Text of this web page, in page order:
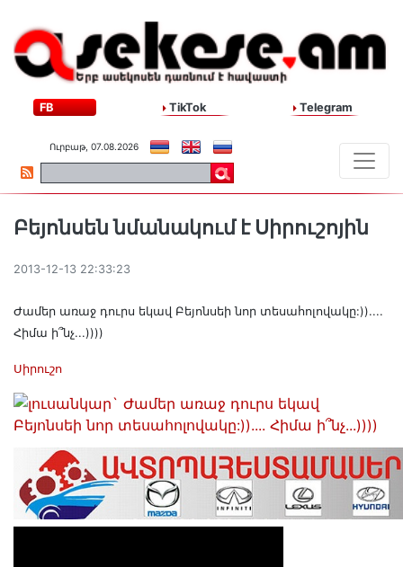
FB TikTok Telegram
Ուրբաթ, 07.08.2026
Բեյոնսեն նմանակում է Սիրուշոյին
2013-12-13 22:33:23
Ժամեր առաջ դուրս եկավ Բեյոնսեի նոր տեսահոլովակը:))....
Հիմա ի՞նչ...))))
Սիրուշո